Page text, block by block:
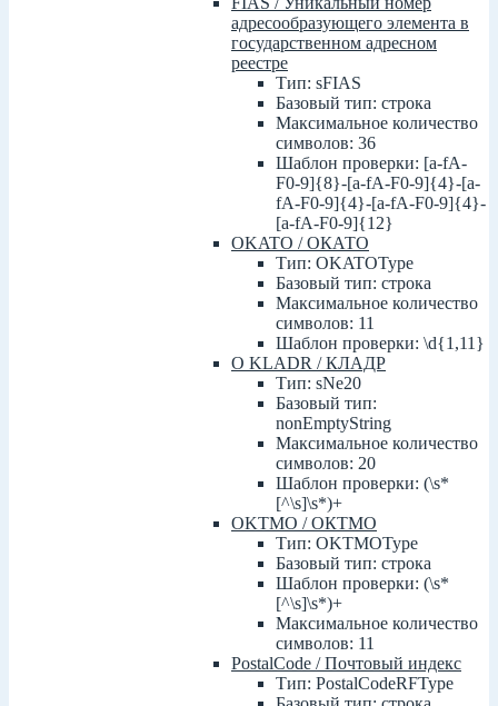
адресообразующего элемента в
государственном адресном
реестре
Тип: sFIAS
Базовый тип: строка
Максимальное количество
символов: 36
Шаблон проверки: [a-fA-
F0-9]{8}-[a-fA-F0-9]{4}-[a-
fA-F0-9]{4}-[a-fA-F0-9]{4}-
[a-fA-F0-9]{12}
OKATO / ОКАТО
Тип: OKATOType
Базовый тип: строка
Максимальное количество
символов: 11
Шаблон проверки: \d{1,11}
О KLADR / КЛАДР
Тип: sNe20
Базовый тип:
nonEmptyString
Максимальное количество
символов: 20
Шаблон проверки: (\s*
[^\s]\s*)+
OKTMO / ОКТМО
Тип: OKTMOType
Базовый тип: строка
Шаблон проверки: (\s*
[^\s]\s*)+
Максимальное количество
символов: 11
PostalCode / Почтовый индекс
Тип: PostalCodeRFType